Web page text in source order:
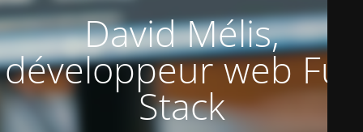
David Mélis,
développeur web Full
Stack